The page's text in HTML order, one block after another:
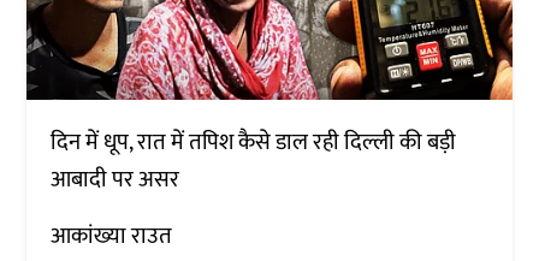
दिन में धूप, रात में तपिश कैसे डाल रही दिल्ली की बड़ी
आबादी पर असर
आकांख्या राउत